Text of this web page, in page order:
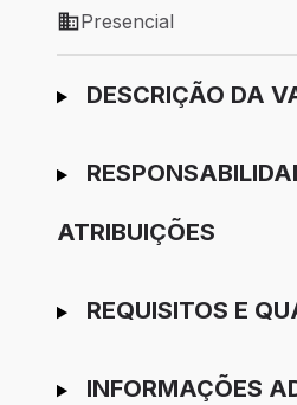
Modelo de trabalho:
Presencial
Ir para candidatura
DESCRIÇÃO DA
ATRIBUIÇÕES
REQUISITOS E
INFORMAÇÕES